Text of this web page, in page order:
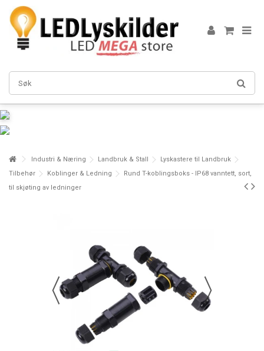
Industri & Næring Landbruk & Stall
Lyskastere til Landbruk
Tilbehør
Koblinger & Ledning
Rund T-koblingsboks - IP68 vanntett, sort,
til skjøting av ledninger